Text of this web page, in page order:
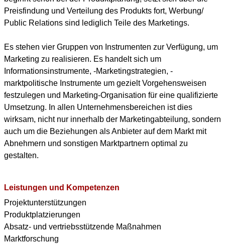
Preisfindung und Verteilung des Produkts fort, Werbung/
Public Relations sind lediglich Teile des Marketings.
Es stehen vier Gruppen von Instrumenten zur Verfügung, um
Marketing zu realisieren. Es handelt sich um
Informationsinstrumente, -Marketingstrategien, -
marktpolitische Instrumente um gezielt Vorgehensweisen
festzulegen und Marketing-Organisation für eine qualifizierte
Umsetzung. In allen Unternehmensbereichen ist dies
wirksam, nicht nur innerhalb der Marketingabteilung, sondern
auch um die Beziehungen als Anbieter auf dem Markt mit
Abnehmern und sonstigen Marktpartnern optimal zu
gestalten.
Leistungen und Kompetenzen
Projektunterstützungen
Produktplatzierungen
Absatz- und vertriebsstützende Maßnahmen
Marktforschung